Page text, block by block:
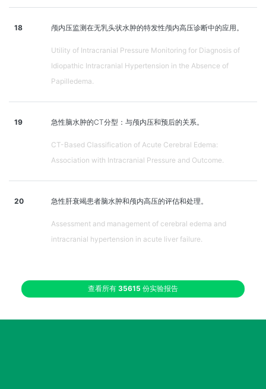
18 颅内压监测在无乳头状水肿的特发性颅内高压诊断中的应用。
Utility of Intracranial Pressure Monitoring for Diagnosis of
Idiopathic Intracranial Hypertension in the Absence of
Papilledema.
19 急性脑水肿的CT分型：与颅内压和预后的关系。
CT-Based Classification of Acute Cerebral Edema:
Association with Intracranial Pressure and Outcome.
20 急性肝衰竭患者脑水肿和颅内高压的评估和处理。
Assessment and management of cerebral edema and
intracranial hypertension in acute liver failure.
查看所有 35615 份实验报告